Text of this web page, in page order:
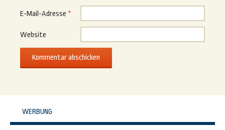
E-Mail-Adresse *
Website
WERBUNG